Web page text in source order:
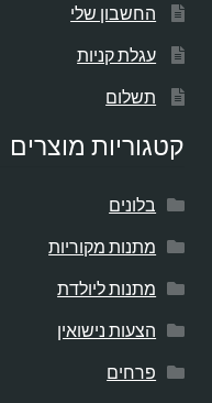
החשבון שלי
עגלת קניות
תשלום
קטגוריות מוצרים
בלונים
מתנות מקוריות
מתנות ליולדת
הצעות נישואין
פרחים